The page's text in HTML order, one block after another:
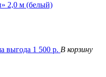
2,0 м (белый)
выгода 1 500 р. В корзину